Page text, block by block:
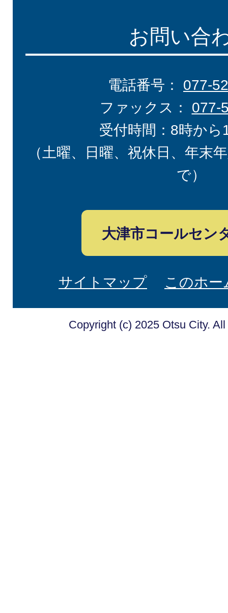
お問い合
電話番号： 077-
ファックス： 077-
受付時間：8時から
（土曜、日曜、祝休日、年末
で）
大津市コールセン
サイトマップ このホ
Copyright (c) 2025 Otsu City.